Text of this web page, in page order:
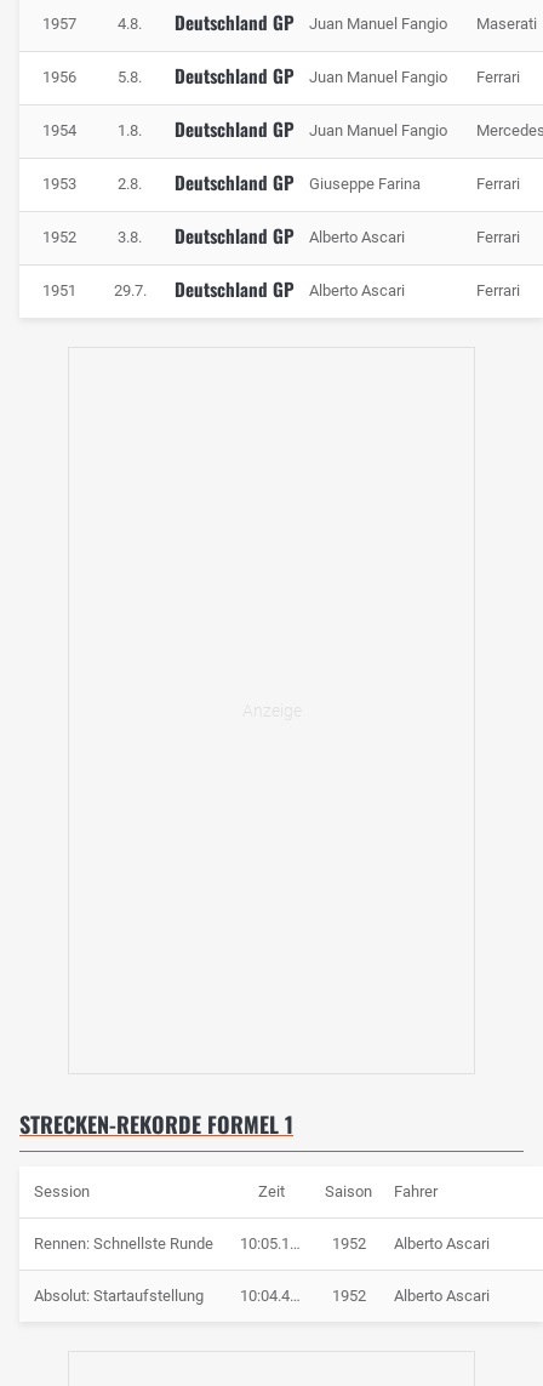
1957 4.8. Deutschland GP Juan Manuel Fangio Maserati
1956 5.8. Deutschland GP Juan Manuel Fangio Ferrari
1954 1.8. Deutschland GP Juan Manuel Fangio
1953 2.8. Deutschland GP Giuseppe Farina Ferrari
1952 3.8. Deutschland GP Alberto Ascari Ferrari
1951 29.7. Deutschland GP Alberto Ascari Ferrari
STRECKEN-REKORDE FORMEL 1
Session Zeit Saison Fahrer
Rennen: Schnellste Runde 10:05.100 1952 Alberto Ascari
Absolut: Startaufstellung 10:04.400 1952 Alberto Ascari